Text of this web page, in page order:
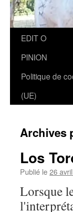
Aller
contenu
EDIT O
PINION
Politique de
(UE)
Archives
Los
Publié le26
Lorsque